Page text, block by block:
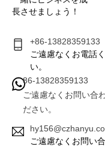
長させましょう！
+86-13828359133
ご遠慮なくお電話
い。
86-13828359133
ご遠慮なくお問い合
ださい。
ご遠慮なくお問い